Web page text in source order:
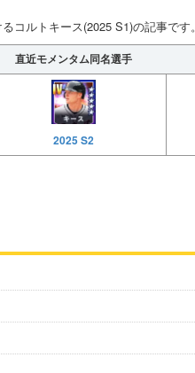
コルトキース(2025 S1)の記事です。
直近モメンタム同名選手
2025 S2